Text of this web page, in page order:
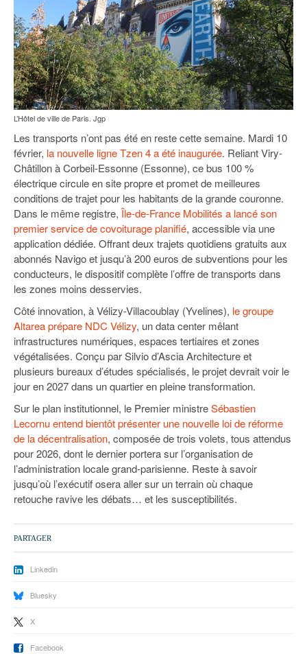
L’Hôtel de ville de Paris. Jgp
Les transports n’ont pas été en reste cette semaine. Mardi 10
février, la nouvelle ligne Tzen 4 a été inaugurée. Reliant Viry-
Châtillon à Corbeil-Essonne (Essonne), ce bus 100 %
électrique circule en site propre et promet de meilleures
conditions de trajet pour les habitants de la grande couronne.
Dans le même registre, Île-de-France Mobilités a lancé son
premier service de covoiturage planifié, accessible via une
application dédiée. Offrant deux trajets quotidiens gratuits aux
abonnés Navigo et jusqu’à 200 euros de subventions pour les
conducteurs, le dispositif complète l’offre de transports dans
les zones moins desservies.
Côté innovation, à Vélizy-Villacoublay (Yvelines), le groupe
Altarea prépare NDC Vélizy, un data center mêlant
infrastructures numériques, espaces tertiaires et zones
végétalisées. Conçu par Silvio d’Ascia Architecture et
plusieurs bureaux d’études spécialisés, le projet devrait voir le
jour en 2027 dans un quartier en pleine transformation.
Sur le plan institutionnel, le Premier ministreSébastien
Lecornu entend bientôt présenter une nouvelle loi de réforme
de la décentralisation, composée de trois volets, tous attendus
pour 2026, dont le dernier portera sur l’organisation de
l’administration locale grand-parisienne. Reste à savoir
jusqu’où l’exécutif osera aller sur un terrain où chaque
retouche ravive les débats… et les susceptibilités.
PARTAGER
Linkedin
Bluesky
X
Facebook